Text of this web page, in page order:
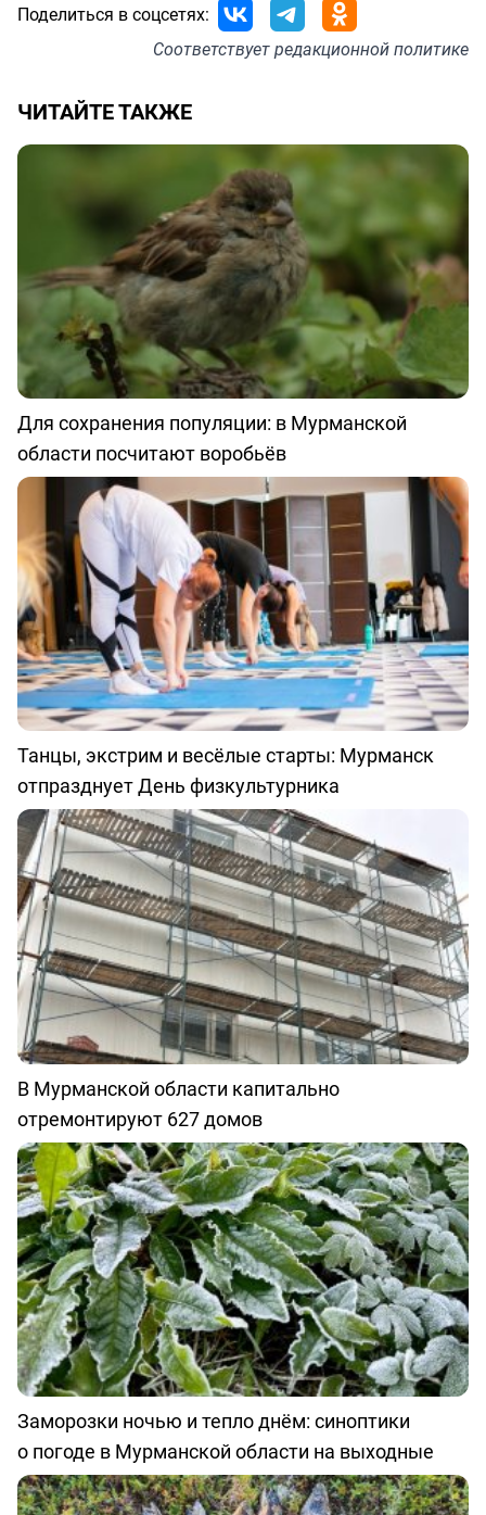
Поделиться в соцсетях:
Соответствуетредакционной политике
ЧИТАЙТЕ ТАКЖЕ
Для сохранения популяции: в Мурманской
области посчитают воробьёв
Танцы, экстрим и весёлые старты: Мурманск
отпразднует День физкультурника
В Мурманской области капитально
отремонтируют 627 домов
Заморозки ночью и тепло днём: синоптики
о погоде в Мурманской области на выходные